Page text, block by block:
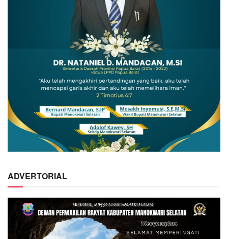
ADVERTORIAL